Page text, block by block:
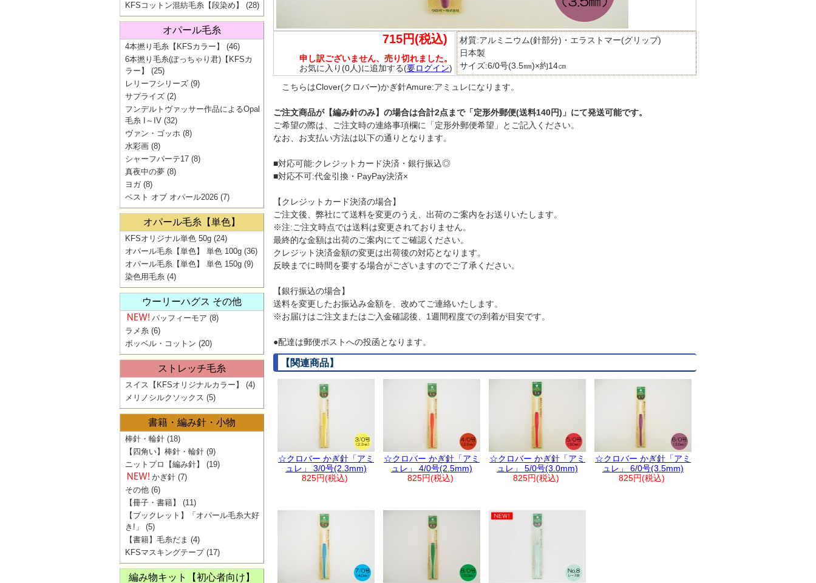
715円(税込)
申し訳ございません、売り切れました。
お気に入り(0人)に追加する(要ログイン)
材質:アルミニウム(針部分)・エラストマー(グリップ)
日本製
サイズ:6/0号(3.5㎜)×約14㎝
こちらはClover(クロバー)かぎ針Amure:アミュレになります。
ご注文商品が【編み針のみ】の場合は合計2点まで「定形外郵便(送料140円)」にて発送可能です。
ご希望の際は、ご注文時の連絡事項欄に「定形外郵便希望」とご記入ください。
なお、お支払い方法は以下の通りとなります。
■対応可能:クレジットカード決済・銀行振込◎
■対応不可:代金引換・PayPay決済×
【クレジットカード決済の場合】
ご注文後、弊社にて送料を変更のうえ、出荷のご案内をお送りいたします。
※注:ご注文時点では送料は変更されておりません。
最終的な金額は出荷のご案内にてご確認ください。
クレジット決済金額の変更は出荷後の対応となります。
反映までに時間を要する場合がございますのでご了承ください。
【銀行振込の場合】
送料を変更したお振込み金額を、改めてご連絡いたします。
※お届けはご注文またはご入金確認後、1週間程度での到着が目安です。
●配達は郵便ポストへの投函となります。
【関連商品】
☆クロバー かぎ針「アミ
ュレ」 3/0号(2.3mm)
825円(税込)
☆クロバー かぎ針「アミ
ュレ」 4/0号(2.5mm)
825円(税込)
☆クロバー かぎ針「アミ
ュレ」 5/0号(3.0mm)
825円(税込)
☆クロバー かぎ針「アミ
ュレ」 6/0号(3.5mm)
825円(税込)
KFSコットン混紡毛糸【段染め】
(28)
オパール毛糸
4本撚り毛糸【KFSカラー】
(46)
6本撚り毛糸(ぽっちゃり君)【KFSカ
ラー】
(25)
レリーフシリーズ (9)
サプライズ (2)
フンデルトヴァッサー作品によるOpal
毛糸 I～IV (32)
ヴァン・ゴッホ (8)
水彩画 (8)
シャーフパーテ17 (8)
真夜中の夢 (8)
ヨガ(8)
ベスト オブ オパール2026 (7)
オパール毛糸【単色】
KFSオリジナル単色 50g (24)
オパール毛糸【単色】 単色 100g (36)
オパール毛糸【単色】 単色 150g (9)
染色用毛糸 (4)
ウーリーハグス その他
パッフィーモア (8)
ラメ糸 (6)
ボッベル・コットン (20)
ストレッチ毛糸
スイス【KFSオリジナルカラー】
(4)
メリノシルクソックス (5)
書籍・編み針・小物
棒針・輪針 (18)
【四角い】棒針・輪針 (9)
ニットプロ【編み針】
(19)
かぎ針 (7)
その他 (6)
【冊子・書籍】
(11)
【ブックレット】「オパール毛糸大好
き!」
(5)
【書籍】毛糸だま (4)
KFSマスキングテープ(17)
編み物キット【初心者向け】